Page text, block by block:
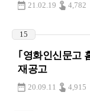
21.02.19 4,782
15
｢영화인신문고
재공고
20.09.11 4,915